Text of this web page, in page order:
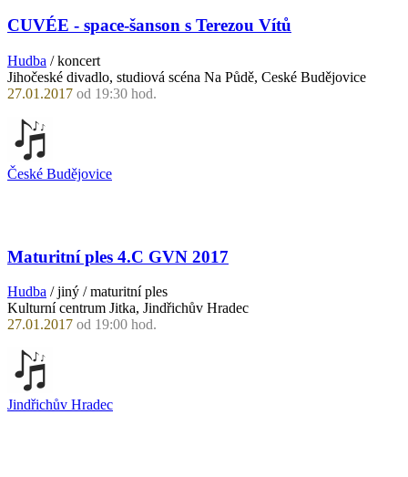
CUVÉE - space-šanson s Terezou Vítů
Hudba / koncert
Jihočeské divadlo, studiová scéna Na Půdě, Ceské Budějovice
27.01.2017 od 19:30 hod.
České Budějovice
Maturitní ples 4.C GVN 2017
Hudba / jiný / maturitní ples
Kulturní centrum Jitka, Jindřichův Hradec
27.01.2017 od 19:00 hod.
Jindřichův Hradec